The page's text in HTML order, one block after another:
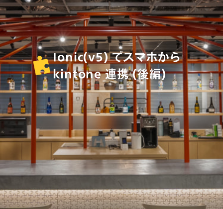
Ionic(v5) でスマホから
kintone 連携 (後編)